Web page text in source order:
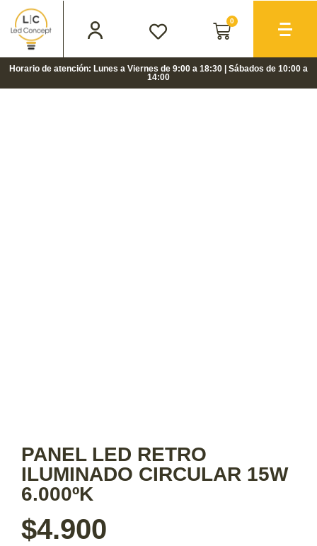
0
Horario de atención: Lunes a Viernes de 9:00 a 18:30 | Sábados de 10:00 a
14:00
PANEL LED RETRO
ILUMINADO CIRCULAR 15W
6.000ºK
$4.900